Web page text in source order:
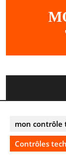
mon contrôle
Contrôles